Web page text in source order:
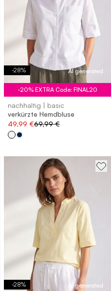
-28% AI generated
-20% EXTRA Code: FINAL20
nachhaltig | basic
verkürzte Hemdbluse
49,99 €69,99 €
-28% AI generated